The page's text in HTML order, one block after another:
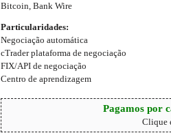
Bitcoin, Bank Wire
Particularidades:
Negociação automática
cTrader plataforma de negociação
FIX/API de negociação
Centro de aprendizagem
Pagamos por
Clique